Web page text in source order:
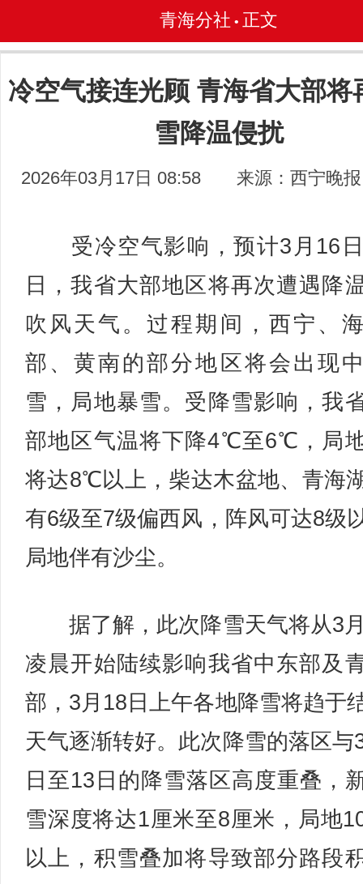
青海分社 • 正文
冷空气接连光顾 青海省大部将
雪降温侵扰
2026年03月17日 08:58 来源：西宁晚报
受冷空气影响，预计3月16
日，我省大部地区将再次遭遇降
吹风天气。过程期间，西宁、
部、黄南的部分地区将会出现
雪，局地暴雪。受降雪影响，我
部地区气温将下降4℃至6℃，局
将达8℃以上，柴达木盆地、青海
有6级至7级偏西风，阵风可达8级
局地伴有沙尘。
据了解，此次降雪天气将从3
凌晨开始陆续影响我省中东部及
部，3月18日上午各地降雪将趋于
天气逐渐转好。此次降雪的落区与
日至13日的降雪落区高度重叠，
雪深度将达1厘米至8厘米，局地
以上，积雪叠加将导致部分路段